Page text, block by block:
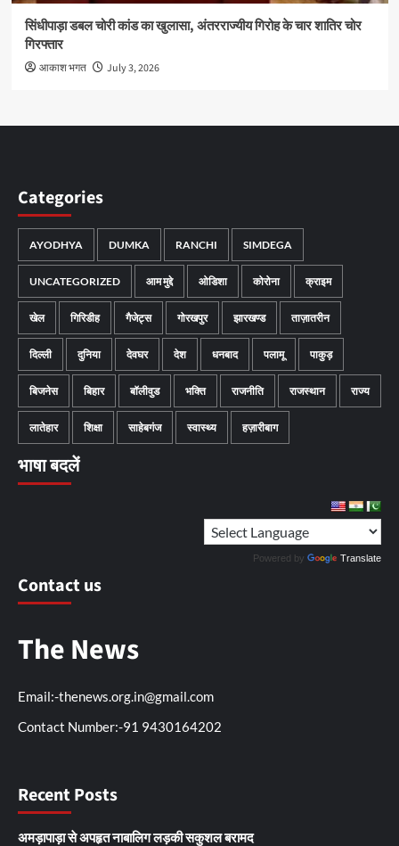
सिंधीपाड़ा डबल चोरी कांड का खुलासा, अंतरराज्यीय गिरोह के चार शातिर चोर
गिरफ्तार
आकाश भगत July 3, 2026
Categories
AYODHYA DUMKA RANCHI SIMDEGA
UNCATEGORIZED आम मुद्दे ओडिशा कोरोना क्राइम
खेल गिरिडीह गैजेट्स गोरखपुर झारखण्ड ताज़ातरीन
दिल्ली दुनिया देवघर देश धनबाद पलामू पाकुड़
बिजनेस बिहार बॉलीवुड भक्ति राजनीति राजस्थान राज्य
लातेहार शिक्षा साहेबगंज स्वास्थ्य हज़ारीबाग
भाषा बदलें
Powered by Translate
Contact us
The News
Email:-thenews.org.in@gmail.com
Contact Number:-91 9430164202
Recent Posts
अमड़ापाड़ा से अपहृत नाबालिग लड़की सकुशल बरामद